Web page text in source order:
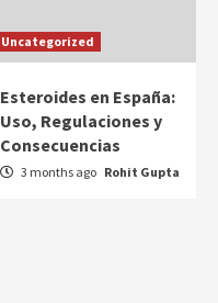
Uncategorized
Esteroides en España:
Uso, Regulaciones y
Consecuencias
3 months ago Rohit Gupta